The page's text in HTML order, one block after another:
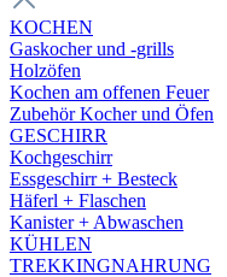
KOCHEN
Gaskocher und -grills
Holzöfen
Kochen am offenen Feuer
Zubehör Kocher und Öfen
GESCHIRR
Kochgeschirr
Essgeschirr + Besteck
Häferl + Flaschen
Kanister + Abwaschen
KÜHLEN
TREKKINGNAHRUNG